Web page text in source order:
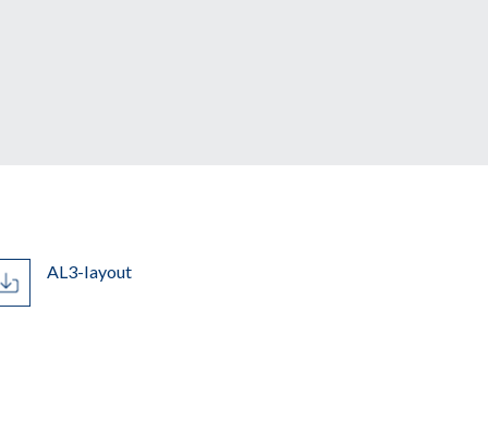
AL3-layout